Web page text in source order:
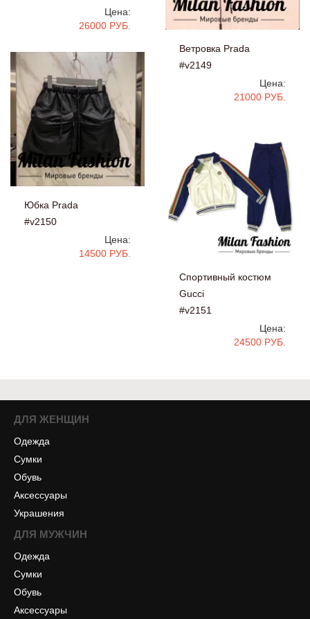
Цена:
26000 РУБ.
Ветровка Prada
#v2149
Цена:
21000 РУБ.
Юбка Prada
#v2150
Цена:
14500 РУБ.
Спортивный костюм
Gucci
#v2151
Цена:
24500 РУБ.
ДЛЯ ЖЕНЩИН
Одежда
Сумки
Обувь
Аксессуары
Украшения
ДЛЯ МУЖЧИН
Одежда
Сумки
Обувь
Аксессуары